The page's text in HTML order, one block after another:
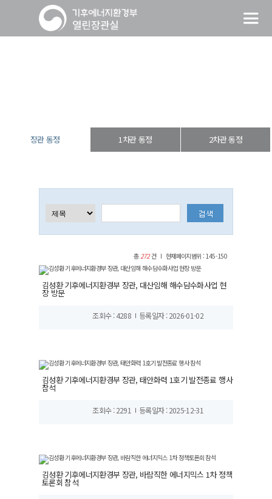
장관 동정 1차관 동정 2차관 동정
총272건 현재페이지범위 : 145-150
김성환 기후에너지환경부 장관, 대산임해 해수담수화사업 현
장 방문
조회수 : 4288 등록일자 : 2026-01-02
김성환 기후에너지환경부 장관, 태안화력 1호기 발전종료 행사
참석
조회수 : 2291 등록일자 : 2025-12-31
김성환 기후에너지환경부 장관, 바람직한 에너지믹스 1차 정책
토론회 참석